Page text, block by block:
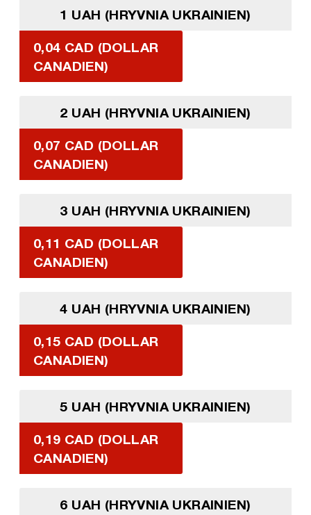
1 UAH (HRYVNIA UKRAINIEN)
0,04 CAD (DOLLAR
CANADIEN)
2 UAH (HRYVNIA UKRAINIEN)
0,07 CAD (DOLLAR
CANADIEN)
3 UAH (HRYVNIA UKRAINIEN)
0,11 CAD (DOLLAR
CANADIEN)
4 UAH (HRYVNIA UKRAINIEN)
0,15 CAD (DOLLAR
CANADIEN)
5 UAH (HRYVNIA UKRAINIEN)
0,19 CAD (DOLLAR
CANADIEN)
6 UAH (HRYVNIA UKRAINIEN)